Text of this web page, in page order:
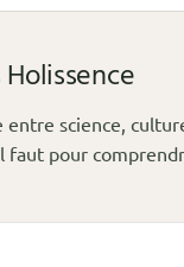
entre science,
faut pour